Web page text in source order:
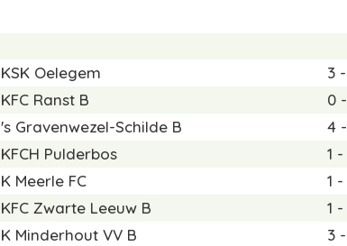
KSK Oelegem
3
KFC Ranst B
0
's Gravenwezel-Schilde B
4
KFCH Pulderbos
1
K Meerle FC
1 -
KFC Zwarte Leeuw B
1
K Minderhout VV B
3